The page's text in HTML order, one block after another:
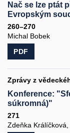
Nač se lze ptát
Evropským
260–270
Michal Bobek
PDF
Zprávy z
Konference:
súkromná)"
271
Zdeňka